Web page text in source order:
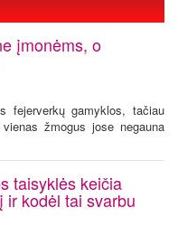
įmonėms, o
fejerverkų gamyklos, tačiau
žmogus jose negauna
taisyklės keičia
ir kodėl tai svarbu